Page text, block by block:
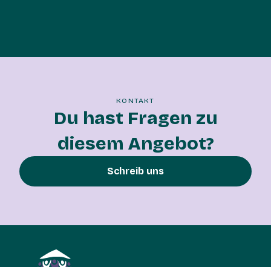
KONTAKT
Du hast Fragen zu
diesem Angebot?
Schreib uns